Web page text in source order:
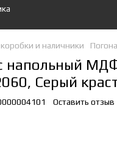
и наличники
напольный
Серый
Оставить отзыв